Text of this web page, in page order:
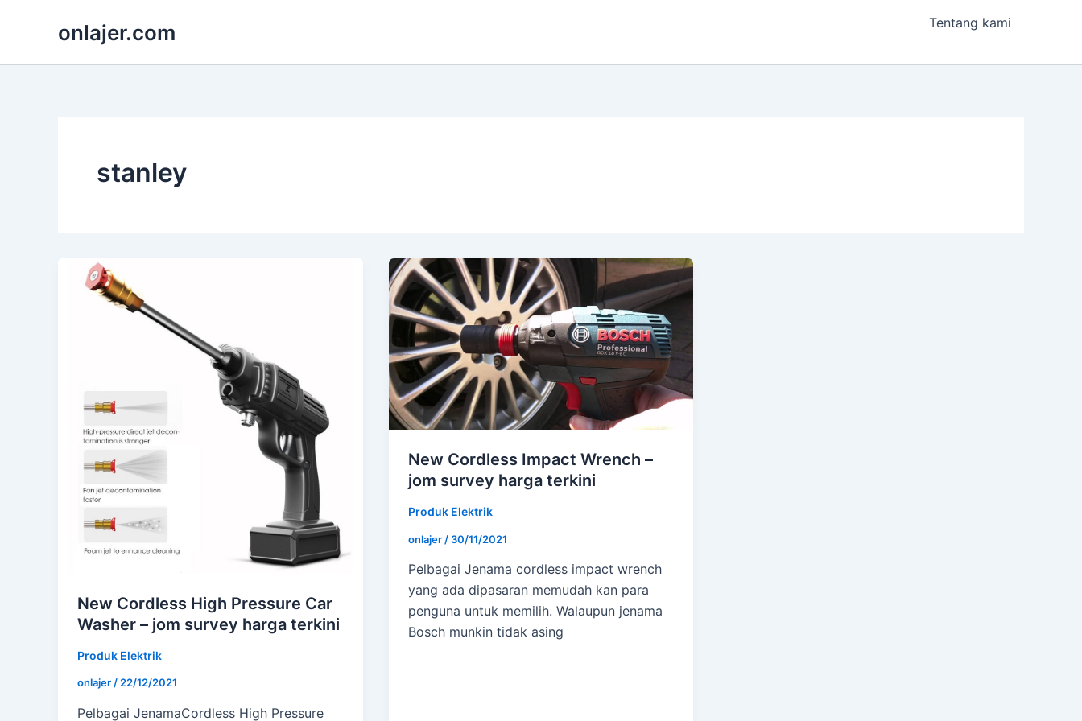
onlajer.com Tentang kami
stanley
New Cordless High Pressure Car
Washer – jom survey harga terkini
Produk Elektrik
onlajer/22/12/2021
Pelbagai JenamaCordless High Pressure
New Cordless Impact Wrench –
jom survey harga terkini
Produk Elektrik
onlajer / 30/11/2021
Pelbagai Jenama cordless impact wrench
yang ada dipasaran memudah kan para
penguna untuk memilih. Walaupun jenama
Bosch munkin tidak asing